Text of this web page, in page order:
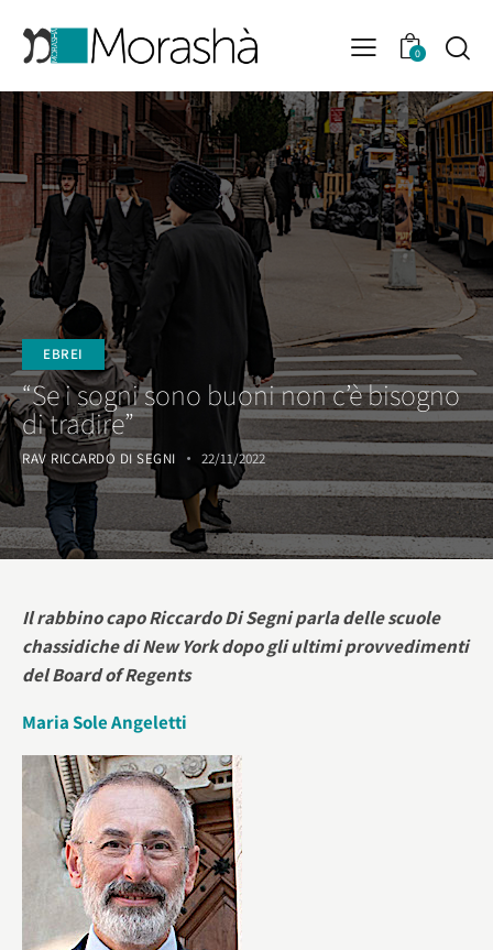
0
EBREI
“Se i sogni sono buoni non c’è bisogno
di tradire”
RAV RICCARDO DI SEGNI 22/11/2022
Il rabbino capo Riccardo Di Segni parla delle scuole
chassidiche di New York dopo gli ultimi provvedimenti
del Board of Regents
Maria Sole Angeletti